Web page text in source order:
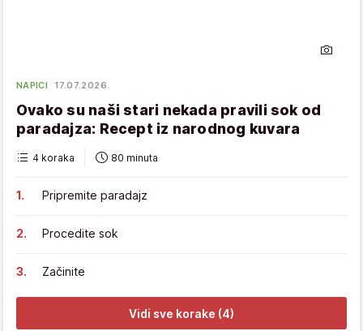
NAPICI 17.07.2026.
Ovako su naši stari nekada pravili sok od
paradajza: Recept iz narodnog kuvara
4 koraka 80 minuta
Pripremite paradajz
Procedite sok
Začinite
Vidi sve korake (4)